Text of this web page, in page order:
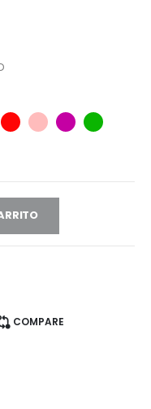
COMPARE